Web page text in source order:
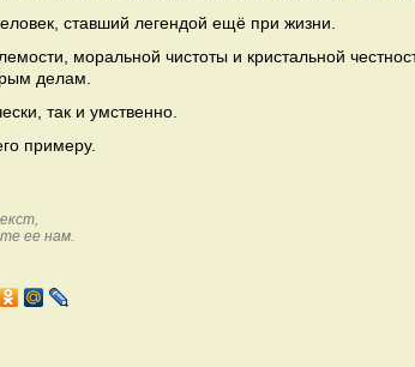
ставший легендой ещё при жизни.
моральной чистоты и кристальной
делам.
так и умственно.
примеру.
ее нам.